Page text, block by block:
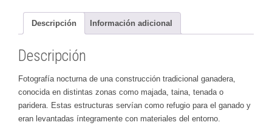
Descripción Información adicional
Descripción
Fotografía nocturna de una construcción tradicional ganadera,
conocida en distintas zonas como majada, taina, tenada o
paridera. Estas estructuras servían como refugio para el ganado y
eran levantadas íntegramente con materiales del entorno.